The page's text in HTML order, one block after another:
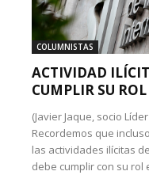
COLUMNISTAS
ACTIVIDAD
CUMPLIR SU ROL
(Javier Jaque, socio
Recordemos que
las actividades ilícitas
debe cumplir con su